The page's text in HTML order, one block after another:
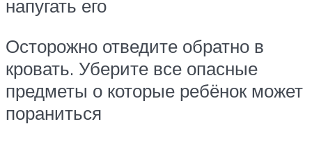
напугать его
Осторожно отведите обратно в
кровать. Уберите все опасные
предметы о которые ребёнок может
пораниться